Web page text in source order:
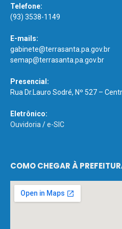
Telefone:
(93) 3538-1149
E-mails:
gabinete@terrasanta.pa.gov.br
semap@terrasanta.pa.gov.br
Presencial:
Rua Dr.Lauro Sodré, Nº 527 –
Eletrônico:
Ouvidoria /e-SIC
COMO CHEGAR À